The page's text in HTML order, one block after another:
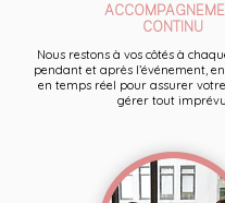
CONTINU
Nous restons à vos côtés à
pendant et après l’événement,
en temps réel pour assurer
gérer tout